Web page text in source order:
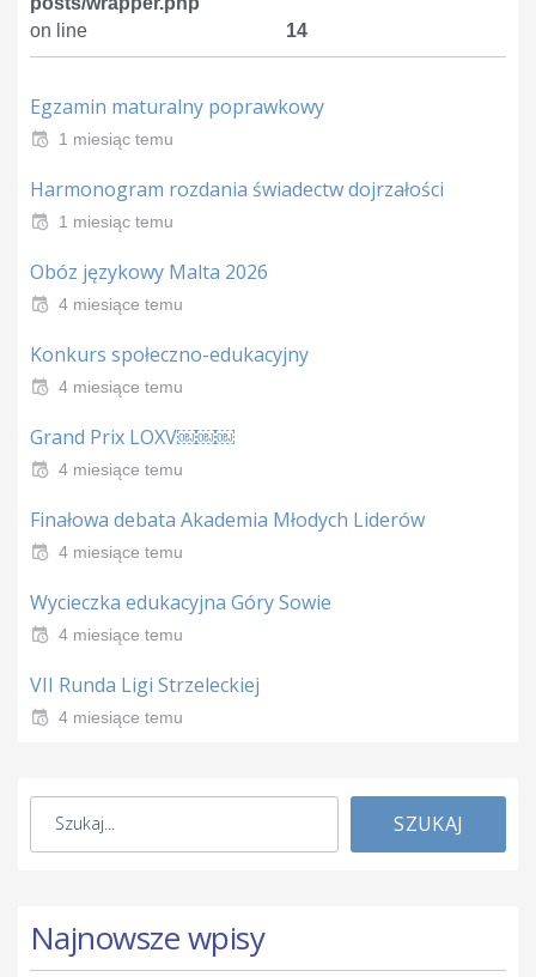
on line
14
Egzamin maturalny poprawkowy
1 miesiąc temu
Harmonogram rozdania świadectw dojrzałości
1 miesiąc temu
Obóz językowy Malta 2026
4 miesiące temu
Konkurs społeczno-edukacyjny
4 miesiące temu
Grand Prix LOXV￼￼￼
4 miesiące temu
Finałowa debata Akademia Młodych Liderów
4 miesiące temu
Wycieczka edukacyjna Góry Sowie
4 miesiące temu
VII Runda Ligi Strzeleckiej
4 miesiące temu
SZUKAJ
Najnowsze wpisy